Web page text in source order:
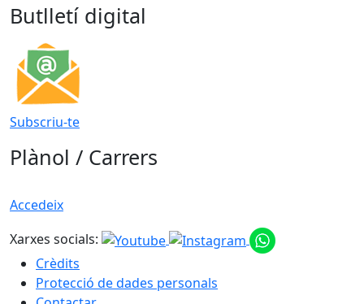
Butlletí digital
Subscriu-te
Plànol / Carrers
Accedeix
Xarxes socials:
Crèdits
Protecció de dades personals